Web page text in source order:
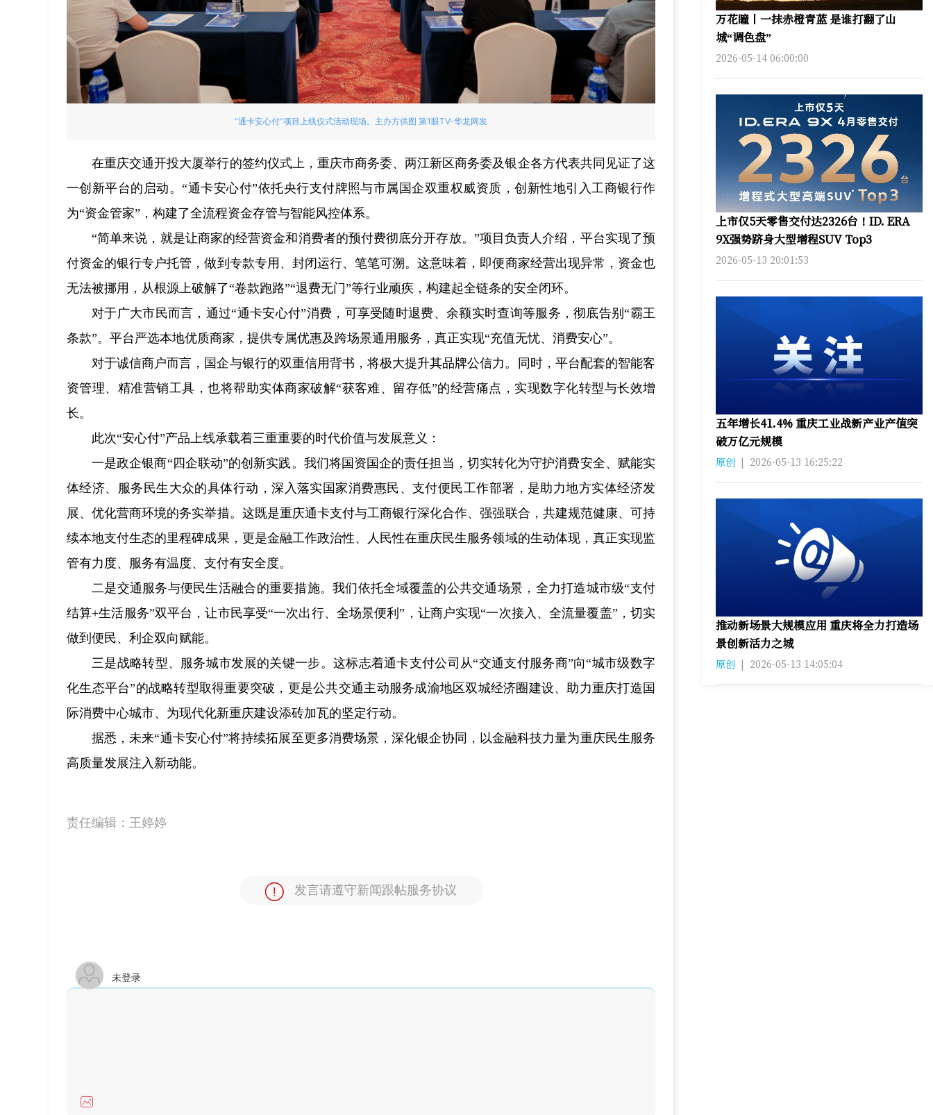
“通卡安心付”项目上线仪式活动现场。主办方供图 第1眼TV-华龙网发
在重庆交通开投大厦举行的签约仪式上，重庆市商务委、两江新区商务委及银企各方代表共同见证了这
一创新平台的启动。“通卡安心付”依托央行支付牌照与市属国企双重权威资质，创新性地引入工商银行作
为“资金管家”，构建了全流程资金存管与智能风控体系。
“简单来说，就是让商家的经营资金和消费者的预付费彻底分开存放。”​项目负责人介绍，平台实现了预
付资金的银行专户托管，做到专款专用、封闭运行、笔笔可溯。这意味着，即便商家经营出现异常，资金也
无法被挪用，从根源上破解了“卷款跑路”“退费无门”等行业顽疾，构建起全链条的安全闭环。
对于广大市民而言，通过“通卡安心付”消费，可享受随时退费、余额实时查询等服务，彻底告别“霸王
条款”。平台严选本地优质商家，提供专属优惠及跨场景通用服务，真正实现“充值无忧、消费安心”。
对于诚信商户而言，国企与银行的双重信用背书，将极大提升其品牌公信力。同时，平台配套的智能客
资管理、精准营销工具，也将帮助实体商家破解“获客难、留存低”的经营痛点，实现数字化转型与长效增
长。
此次“安心付”产品上线承载着三重重要的时代价值与发展意义：
一是政企银商“四企联动”的创新实践。我们将国资国企的责任担当，切实转化为守护消费安全、赋能实
体经济、服务民生大众的具体行动，深入落实国家消费惠民、支付便民工作部署，是助力地方实体经济发
展、优化营商环境的务实举措。这既是重庆通卡支付与工商银行深化合作、强强联合，共建规范健康、可持
续本地支付生态的里程碑成果，更是金融工作政治性、人民性在重庆民生服务领域的生动体现，真正实现监
管有力度、服务有温度、支付有安全度。
二是交通服务与便民生活融合的重要措施。我们依托全域覆盖的公共交通场景，全力打造城市级“支付
结算+生活服务”双平台，让市民享受“一次出行、全场景便利”，让商户实现“一次接入、全流量覆盖”，切实
做到便民、利企双向赋能。
三是战略转型、服务城市发展的关键一步。这标志着通卡支付公司从“交通支付服务商”向“城市级数字
化生态平台”的战略转型取得重要突破，更是公共交通主动服务成渝地区双城经济圈建设、助力重庆打造国
际消费中心城市、为现代化新重庆建设添砖加瓦的坚定行动。
据悉，未来“通卡安心付”将持续拓展至更多消费场景，深化银企协同，以金融科技力量为重庆民生服务
高质量发展注入新动能。
责任编辑： 王婷婷
发言请遵守新闻跟帖服务协议
未登录
万花瞳丨一抹赤橙青蓝 是谁打翻了山
城“调色盘”
2026-05-14 06:00:00
上市仅5天零售交付达2326台！ID. ERA
9X强势跻身大型增程SUV Top3
2026-05-13 20:01:53
五年增长41.4% 重庆工业战新产业产值突
破万亿元规模
原创 | 2026-05-13 16:25:22
推动新场景大规模应用 重庆将全力打造场
景创新活力之城
原创 | 2026-05-13 14:05:04